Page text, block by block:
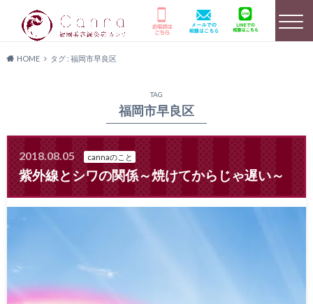
美容鍼灸詳細
店舗のご案内 よくあるご質問 キャンペーン情報
HOME タグ : 福岡市早良区
TAG
福岡市早良区
2018.08.05 cannaのこと
紫外線とシワの関係～焼けてからじゃ遅い～